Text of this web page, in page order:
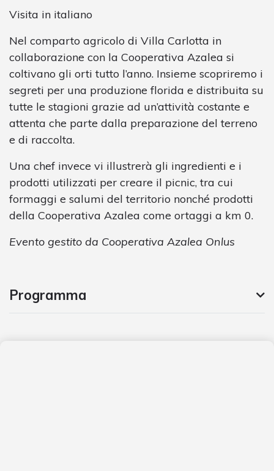
Visita in italiano
Nel comparto agricolo di Villa Carlotta in
collaborazione con la Cooperativa Azalea si
coltivano gli orti tutto l’anno. Insieme scopriremo i
segreti per una produzione florida e distribuita su
tutte le stagioni grazie ad un’attività costante e
attenta che parte dalla preparazione del terreno
e di raccolta.
Una chef invece vi illustrerà gli ingredienti e i
prodotti utilizzati per creare il picnic, tra cui
formaggi e salumi del territorio nonché prodotti
della Cooperativa Azalea come ortaggi a km 0.
Evento gestito da Cooperativa Azalea Onlus
Programma